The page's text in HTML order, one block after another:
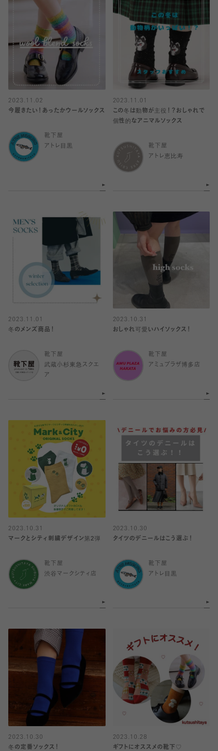
2023.11.02
今履きたい！あったかウールソックス
靴下屋
アトレ目黒
2023.11.01
この冬は動物が主役！？おしゃれで
個性的なアニマルソックス
靴下屋
アトレ恵比寿
2023.11.01
冬のメンズ商品！
靴下屋
武蔵小杉東急スクエ
ア
2023.10.31
おしゃれ可愛いハイソックス！
靴下屋
アミュプラザ博多店
2023.10.31
マークとシティ刺繍デザイン第2弾
靴下屋
渋谷マークシティ店
2023.10.30
タイツのデニールはこう選ぶ！
靴下屋
アトレ目黒
2023.10.30
冬の定番ソックス！
2023.10.28
ギフトにオススメの靴下♡